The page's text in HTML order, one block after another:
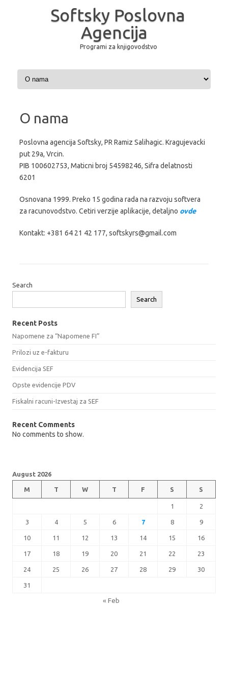
Softsky Poslovna
Agencija
Programi za knjigovodstvo
Skip to content
O nama
Poslovna agencija Softsky, PR Ramiz Salihagic. Kragujevacki
put 29a, Vrcin.
PIB 100602753, Maticni broj 54598246, Sifra delatnosti
6201
Osnovana 1999. Preko 15 godina rada na razvoju softvera
za racunovodstvo. Cetiri verzije aplikacije, detaljno ovde
Kontakt: +381 64 21 42 177, softskyrs@gmail.com
Search
Search
Recent Posts
Napomene za “Napomene FI”
Prilozi uz e-fakturu
Evidencija SEF
Opste evidencije PDV
Fiskalni racuni-Izvestaj za SEF
Recent Comments
No comments to show.
August 2026
M T W T F S S
1 2
3 4 5 6 7 8 9
10 11 12 13 14 15 16
17 18 19 20 21 22 23
24 25 26 27 28 29 30
31
« Feb